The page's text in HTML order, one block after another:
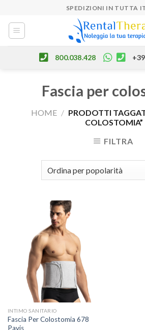
content
SPEDIZIONI IN TUTTA
800.038.428
Fascia per
HOME / PRODOTTI
COLOSTOMIA”
FILTRA
INTIMO SANITARIO
Fascia Per Colostomia 678
Pavis